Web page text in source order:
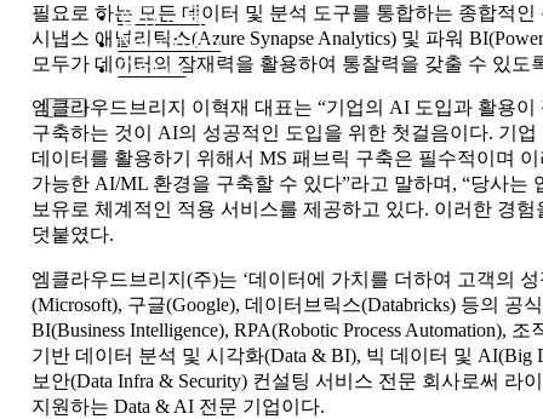
정규교육
NewsRoom
Contact
필요로 하는 모든 데이터 및 분석 도구를 통합하는 종합적
시냅스 애널리틱스(Azure Synapse Analytics) 및 파워
모두가 데이터의 잠재력을 활용하여 통찰력을 갖출 수 있도
엠클라우드브리지 이혁재 대표는 “기업의 AI 도입과 활용
구축하는 것이 AI의 성공적인 도입을 위한 첫걸음이다. 기
데이터를 활용하기 위해서 MS 패브릭 구축은 필수적이며
가능한 AI/ML 환경을 구축할 수 있다”라고 말하며, “당사는
보유로 체계적인 적용 서비스를 제공하고 있다. 이러한 경
덧붙였다.
엠클라우드브리지(주)는 ‘데이터에 가치를 더하여 고객의
(Microsoft), 구글(Google), 데이터브릭스(Databricks) 등의
BI(Business Intelligence), RPA(Robotic Process
기반 데이터 분석 및 시각화(Data & BI), 빅 데이터 및 AI(Big
보안(Data Infra & Security) 컨설팅 서비스 전문 회사로써
지원하는 Data & AI 전문 기업이다.